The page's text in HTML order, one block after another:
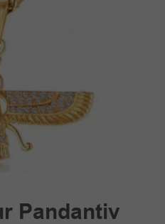
Pandantiv